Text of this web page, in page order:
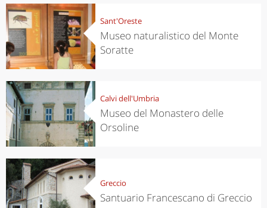
Sant'Oreste
Museo naturalistico del Monte
Soratte
Calvi dell'Umbria
Museo del Monastero delle
Orsoline
Greccio
Santuario Francescano di Greccio